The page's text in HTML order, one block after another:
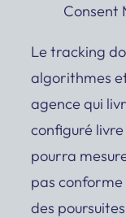
Consent
Le tracking
algorithmes
agence qui
configuré
pourra
pas conforme
des